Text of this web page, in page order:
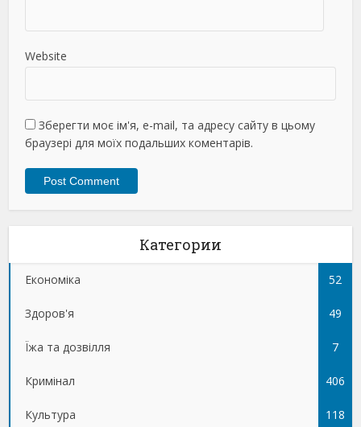
Website
Зберегти моє ім'я, e-mail, та адресу сайту в цьому
браузері для моїх подальших коментарів.
Категории
Економіка 52
Здоров'я 49
Їжа та дозвілля 7
Кримінал 406
Культура 118